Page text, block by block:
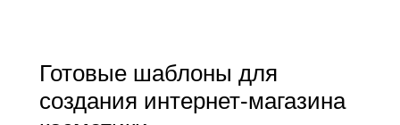
Готовые шаблоны для
создания интернет-магазина